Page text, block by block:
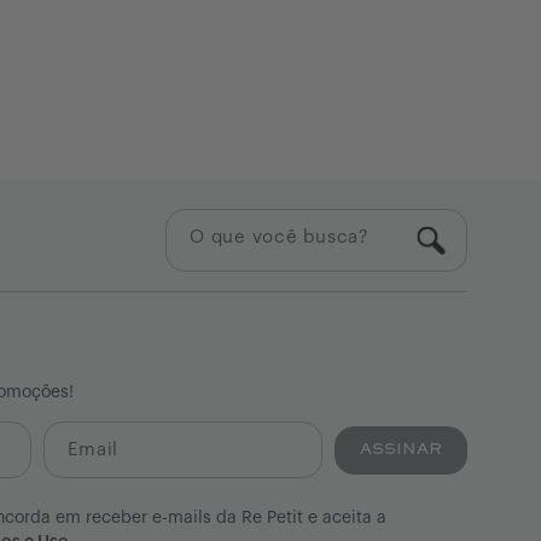
ASSINAR
em receber e-mails da Re Petit e aceita a